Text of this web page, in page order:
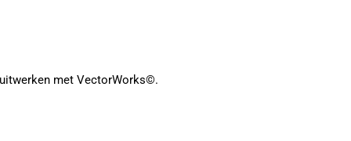
met VectorWorks©.